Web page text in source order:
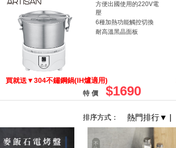
買就送▼304不鏽鋼鍋(IH爐適用)
方便出國使用的220V電
壓
6種加熱功能觸控切換
耐高溫黑晶面板
特 價 $1690
排序方式： 熱門排行▼